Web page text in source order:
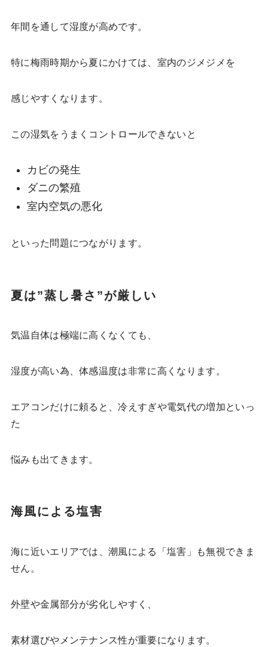
年間を通して湿度が高めです。
特に梅雨時期から夏にかけては、室内のジメジメを
感じやすくなります。
この湿気をうまくコントロールできないと
カビの発生
ダニの繁殖
室内空気の悪化
といった問題につながります。
夏は”蒸し暑さ”が厳しい
気温自体は極端に高くなくても、
湿度が高い為、体感温度は非常に高くなります。
エアコンだけに頼ると、冷えすぎや電気代の増加といっ
た
悩みも出てきます。
海風による塩害
海に近いエリアでは、潮風による「塩害」も無視できま
せん。
外壁や金属部分が劣化しやすく、
素材選びやメンテナンス性が重要になります。